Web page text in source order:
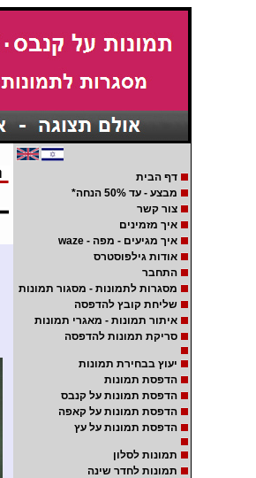
דף הבית
מבצע - עד 50% הנחה*
צור קשר
איך מזמינים
איך מגיעים - מפה - waze
אודות גילפוסטרס
התחבר
מסגרות לתמונות - מסגור תמונות
שליחת קובץ להדפסה
איתור תמונות - מאגרי תמונות
סריקת תמונות להדפסה
יעוץ בבחירת תמונות
הדפסת תמונות
הדפסת תמונות על קנבס
הדפסת תמונות על קאפה
הדפסת תמונות על עץ
תמונות לסלון
תמונות לחדר שינה